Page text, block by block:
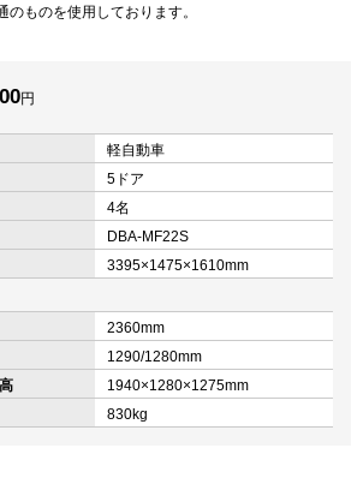
ものを使用しております。
円
軽自動車
5ドア
4名
DBA-MF22S
3395×1475×1610mm
2360mm
1290/1280mm
1940×1280×1275mm
830kg